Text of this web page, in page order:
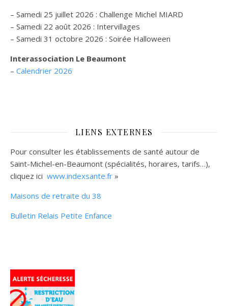
– Samedi 25 juillet 2026 : Challenge Michel MIARD
– Samedi 22 août 2026 : Intervillages
– Samedi 31 octobre 2026 : Soirée Halloween
Interassociation Le Beaumont
– Calendrier 2026
LIENS EXTERNES
Pour consulter les établissements de santé autour de
Saint-Michel-en-Beaumont (spécialités, horaires, tarifs…),
cliquez ici www.indexsante.fr »
Maisons de retraite du 38
Bulletin Relais Petite Enfance